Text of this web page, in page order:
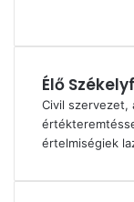
Élő
Civil szervezet,
értelmiségiek